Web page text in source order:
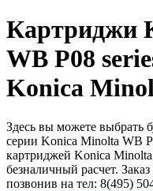
Картриджи
WB P08
Konica
Здесь вы можете выбрать
серии Konica Minolta WB
картриджей Konica
безналичный расчет.
позвонив на тел: 8(495)